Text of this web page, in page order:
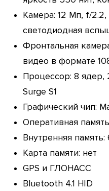
Камера: 12 Мп, f/2.2,
светодиодная
Фронтальная
видео в формате
Процессор: 8 ядер,
Surge S1
Графический чип:
Оперативная
Внутренняя
Карта памяти: нет
GPS и ГЛОНАСС
Bluetooth 4.1 HID